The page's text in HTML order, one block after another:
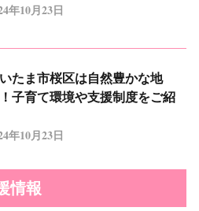
年10月23日
たま市桜区は自然豊かな地
子育て環境や支援制度をご紹
年10月23日
情報